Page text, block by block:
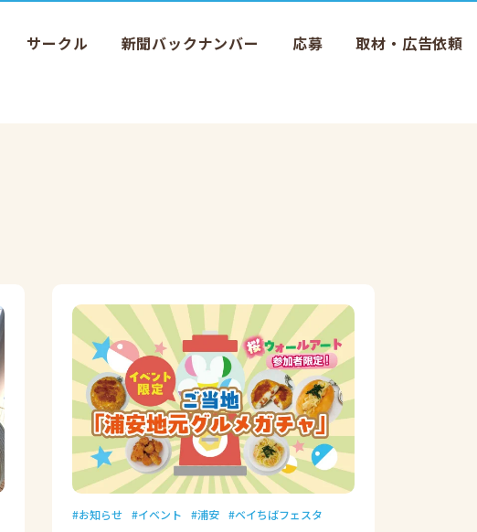
サークル 新聞バックナンバー 応募 取材・広告依頼
お知らせ イベント 浦安 ベイちばフェスタ